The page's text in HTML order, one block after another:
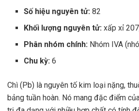
Số hiệu nguyên tử: 82
Khối lượng nguyên tử: xấp xỉ
Phân nhóm chính: Nhóm IVA
Chu kỳ: 6
Chì (Pb) là nguyên tố kim loại nặng,
bảng tuần hoàn. Nó mang đặc điểm